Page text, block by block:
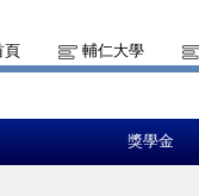
頁 輔仁大學
獎學金